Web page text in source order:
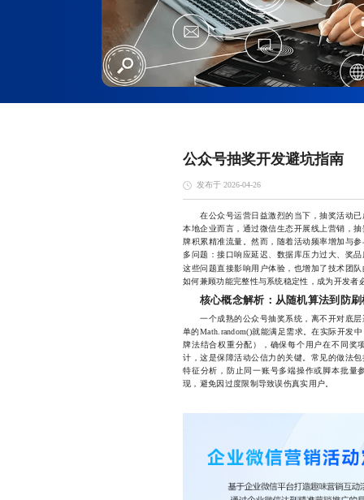
公众号抽奖开发避坑指南
发布于 2026-04-26
在公众号运营日益激烈的当下，抽奖活动已
本地企业而言，通过微信生态开展线上营销，
牌积累精准流量。然而，随着活动频率增加与
多问题：接口响应延迟、数据库压力过大、奖
这些问题直接影响用户体验，也增加了技术团
如何兼顾功能完整性与系统稳定性，成为开发者
核心概念解析：从随机算法到防刷
一个成熟的公众号抽奖系统，离不开对底
单的Math.random()就能满足需求。在实际开发
牌法结合权重分配），确保每个用户在不同奖
计，这是保障活动公信力的关键。常见的做法
特征分析，防止同一账号多端操作或脚本批量
现，避免因过度限制导致误伤真实用户。